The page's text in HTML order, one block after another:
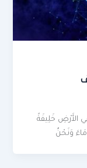
الأَرْضِ خَلِيفَةً
وَنَحْنُ